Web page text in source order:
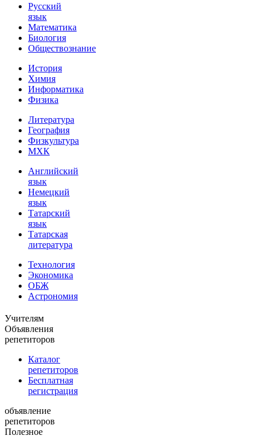
Русский
язык
Математика
Биология
Обществознание
История
Химия
Информатика
Физика
Литература
География
Физкультура
МХК
Английский
язык
Немецкий
язык
Татарский
язык
Татарская
литература
Технология
Экономика
ОБЖ
Астрономия
Учителям
Объявления
репетиторов
Каталог
репетиторов
Бесплатная
регистрация
объявление
репетиторов
Полезное